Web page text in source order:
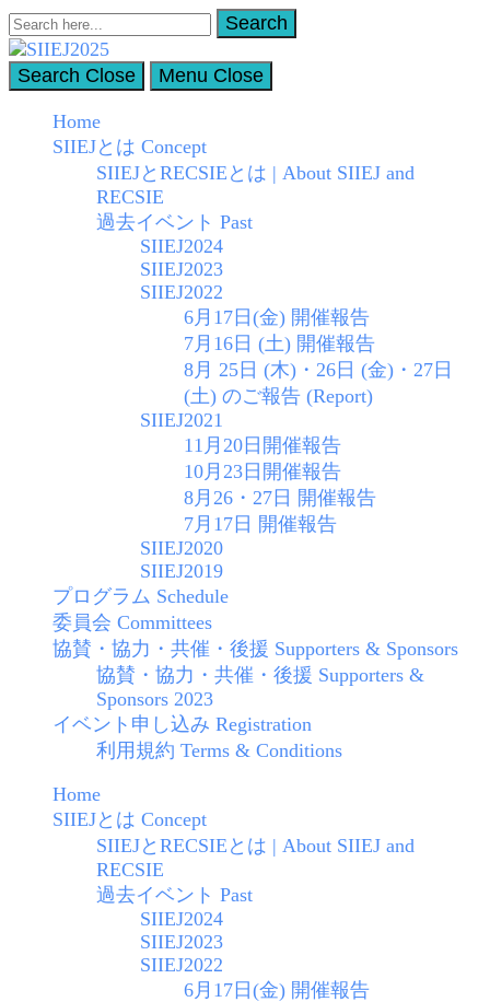
Search
for:
Search
SIIEJ2025
Summer Institute on International Education, Japan (SIIEJ)
Search Close Menu Close
Home
SIIEJとは Concept
SIIEJとRECSIEとは | About SIIEJ and
RECSIE
過去イベント Past
SIIEJ2024
SIIEJ2023
SIIEJ2022
6月17日(金) 開催報告
7月16日 (土) 開催報告
8月 25日 (木)・26日 (金)・27日
(土) のご報告 (Report)
SIIEJ2021
11月20日開催報告
10月23日開催報告
8月26・27日 開催報告
7月17日 開催報告
SIIEJ2020
SIIEJ2019
プログラム Schedule
委員会 Committees
協賛・協力・共催・後援 Supporters & Sponsors
協賛・協力・共催・後援 Supporters &
Sponsors 2023
イベント申し込み Registration
利用規約 Terms & Conditions
Home
SIIEJとは Concept
SIIEJとRECSIEとは | About SIIEJ and
RECSIE
過去イベント Past
SIIEJ2024
SIIEJ2023
SIIEJ2022
6月17日(金) 開催報告